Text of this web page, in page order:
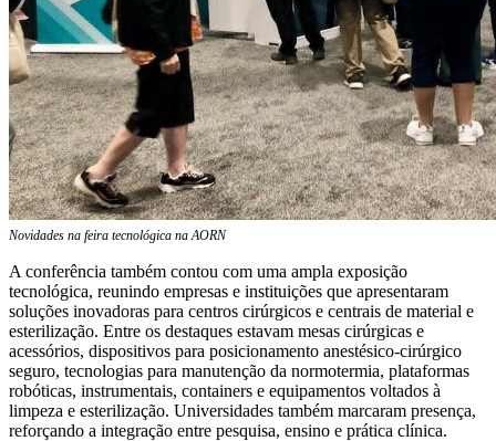
Novidades na feira tecnológica na AORN
A conferência também contou com uma ampla exposição
tecnológica, reunindo empresas e instituições que apresentaram
soluções inovadoras para centros cirúrgicos e centrais de material e
esterilização. Entre os destaques estavam mesas cirúrgicas e
acessórios, dispositivos para posicionamento anestésico-cirúrgico
seguro, tecnologias para manutenção da normotermia, plataformas
robóticas, instrumentais, containers e equipamentos voltados à
limpeza e esterilização. Universidades também marcaram presença,
reforçando a integração entre pesquisa, ensino e prática clínica.